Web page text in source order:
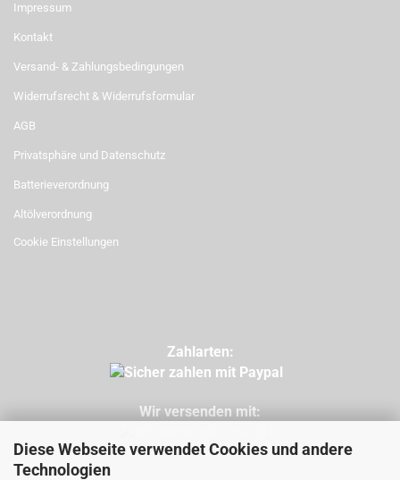
Diese Webseite verwendet Cookies und andere
Technologien
Impressum
Kontakt
Versand- & Zahlungsbedingungen
Widerrufsrecht & Widerrufsformular
AGB
Privatsphäre und Datenschutz
Batterieverordnung
Altölverordnung
Cookie Einstellungen
Zahlarten:
Wir versenden mit: